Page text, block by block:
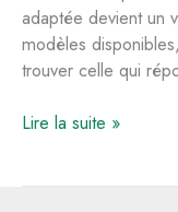
adaptée devient un
modèles
trouver celle qui
Choisir
Lire la suite »